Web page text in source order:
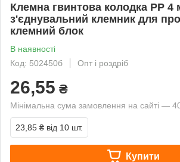
Клемна гвинтова колодка PP 4
з'єднувальний клемник для
клемний блок
В наявності
Код: 502450б
Опт і роздріб
26,55 ₴
Мінімальна сума замовлення на сайті —
23,85 ₴ від 10 шт.
Купити